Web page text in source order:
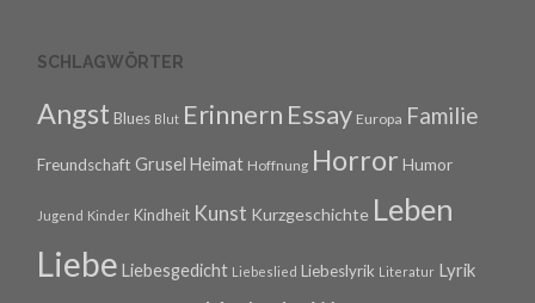
SCHLAGWÖRTER
Angst Blues Blut Erinnern Essay Europa Familie
Freundschaft Grusel Heimat Hoffnung Horror Humor
Jugend Kinder Kindheit Kunst Kurzgeschichte Leben
Liebe Liebesgedicht Liebeslied Liebeslyrik Literatur Lyrik